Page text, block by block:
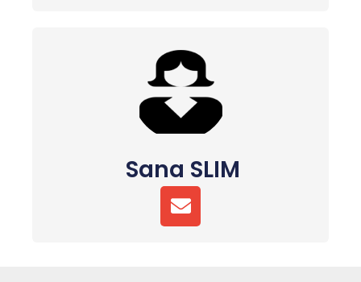
L
O
P
E
Sana SLIM
E
N